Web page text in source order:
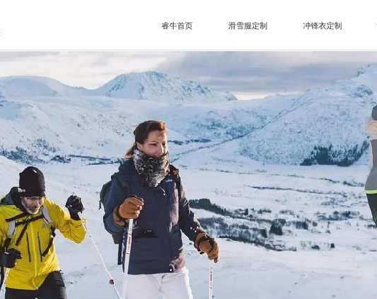
睿牛首页 滑雪服定制 冲锋衣定制